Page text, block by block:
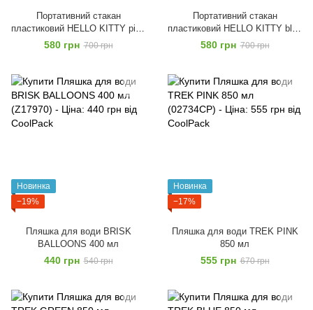
Портативний стакан
пластиковий HELLO KITTY pink
450 мл
580 грн 700 грн
Портативний стакан
пластиковий HELLO KITTY blue
450 мл
580 грн 700 грн
Новинка
−19%
Пляшка для води BRISK
BALLOONS 400 мл
440 грн 540 грн
Новинка
−17%
Пляшка для води TREK PІNK
850 мл
555 грн 670 грн